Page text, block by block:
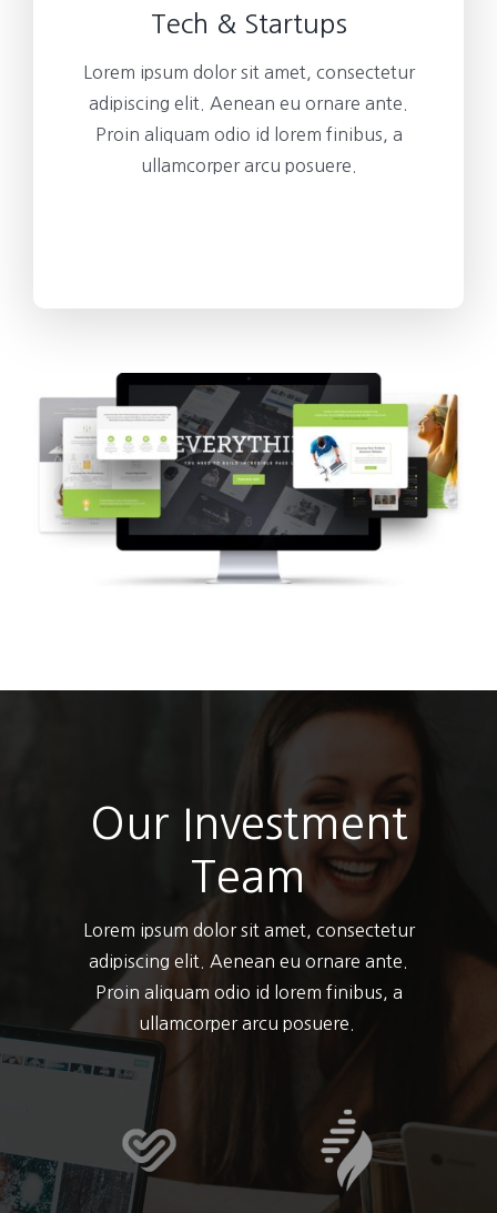
Tech & Startups
Lorem ipsum dolor sit amet, consectetur
adipiscing elit. Aenean eu ornare ante.
Proin aliquam odio id lorem finibus, a
ullamcorper arcu posuere.
Our Investment
Team
Lorem ipsum dolor sit amet, consectetur
adipiscing elit. Aenean eu ornare ante.
Proin aliquam odio id lorem finibus, a
ullamcorper arcu posuere.